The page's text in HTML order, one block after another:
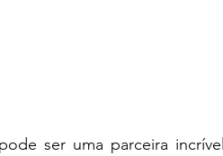
ser uma parceira incrível